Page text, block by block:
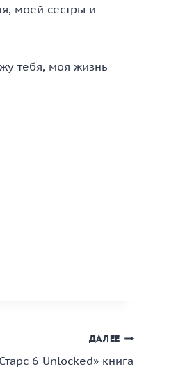
моей сестры и
тебя, моя жизнь
ДАЛЕЕ
6 Unlocked» книга